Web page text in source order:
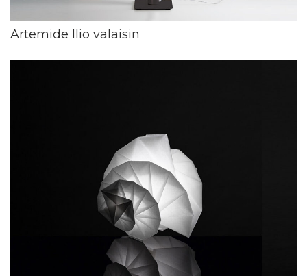
Artemide Ilio valaisin